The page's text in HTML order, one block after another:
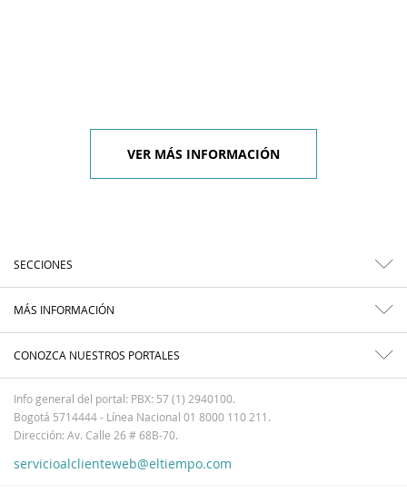
VER MÁS INFORMACIÓN
SECCIONES
MÁS INFORMACIÓN
CONOZCA NUESTROS PORTALES
Info general del portal: PBX: 57 (1) 2940100.
Bogotá 5714444 - Línea Nacional 01 8000 110 211.
Dirección: Av. Calle 26 # 68B-70.
servicioalclienteweb@eltiempo.com